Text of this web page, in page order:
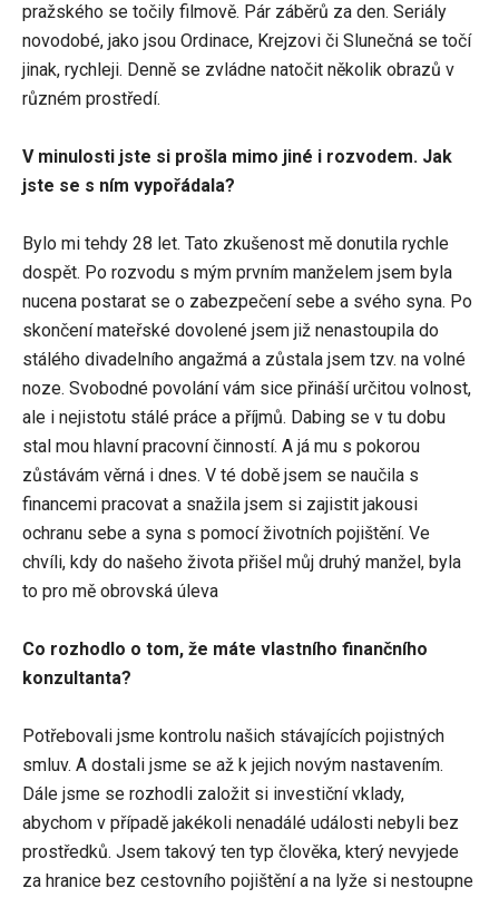
pražského se točily filmově. Pár záběrů za den. Seriály
novodobé, jako jsou Ordinace, Krejzovi či Slunečná se točí
jinak, rychleji. Denně se zvládne natočit několik obrazů v
různém prostředí.
V minulosti jste si prošla mimo jiné i rozvodem. Jak
jste se s ním vypořádala?
Bylo mi tehdy 28 let. Tato zkušenost mě donutila rychle
dospět. Po rozvodu s mým prvním manželem jsem byla
nucena postarat se o zabezpečení sebe a svého syna. Po
skončení mateřské dovolené jsem již nenastoupila do
stálého divadelního angažmá a zůstala jsem tzv. na volné
noze. Svobodné povolání vám sice přináší určitou volnost,
ale i nejistotu stálé práce a příjmů. Dabing se v tu dobu
stal mou hlavní pracovní činností. A já mu s pokorou
zůstávám věrná i dnes. V té době jsem se naučila s
financemi pracovat a snažila jsem si zajistit jakousi
ochranu sebe a syna s pomocí životních pojištění. Ve
chvíli, kdy do našeho života přišel můj druhý manžel, byla
to pro mě obrovská úleva
Co rozhodlo o tom, že máte vlastního finančního
konzultanta?
Potřebovali jsme kontrolu našich stávajících pojistných
smluv. A dostali jsme se až k jejich novým nastavením.
Dále jsme se rozhodli založit si investiční vklady,
abychom v případě jakékoli nenadálé události nebyli bez
prostředků. Jsem takový ten typ člověka, který nevyjede
za hranice bez cestovního pojištění a na lyže si nestoupne